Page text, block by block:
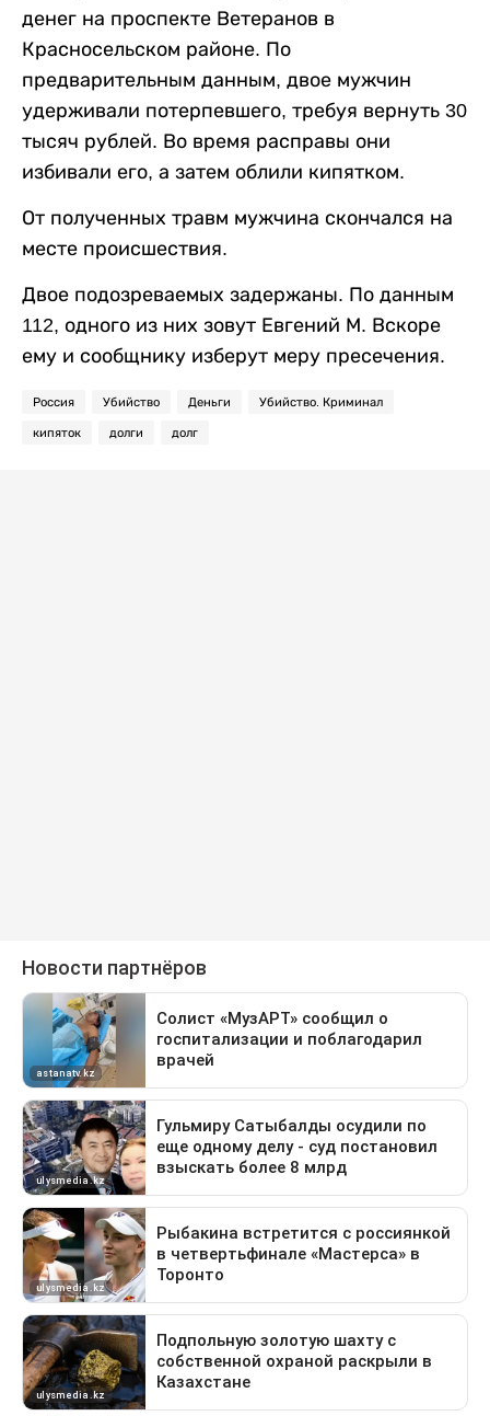
денег на проспекте Ветеранов в
Красносельском районе. По
предварительным данным, двое мужчин
удерживали потерпевшего, требуя вернуть 30
тысяч рублей. Во время расправы они
избивали его, а затем облили кипятком.
От полученных травм мужчина скончался на
месте происшествия.
Двое подозреваемых задержаны. По данным
112, одного из них зовут Евгений М. Вскоре
ему и сообщнику изберут меру пресечения.
Россия Убийство Деньги Убийство. Криминал
кипяток долги долг